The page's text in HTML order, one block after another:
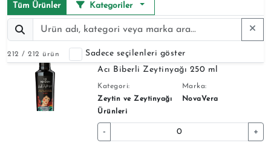
Tüm Ürünler Kategoriler
212 / 212 ürün
Sadece seçilenleri göster
Acı Biberli Zeytinyağı 250 ml
Kategori:
Zeytin ve Zeytinyağı
Ürünleri
Marka:
NovaVera
- +